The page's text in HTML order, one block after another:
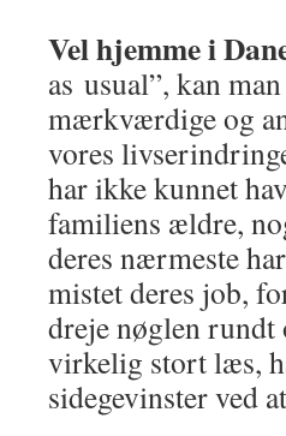
Vel hjemme i
as usual”, kan
mærkværdige og
vores
har ikke kunnet
familiens ældre,
deres nærmeste
mistet deres job,
dreje nøglen rundt
virkelig stort læs,
sidegevinster ved